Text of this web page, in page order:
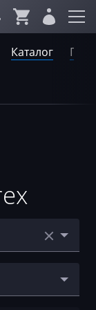
Каталог